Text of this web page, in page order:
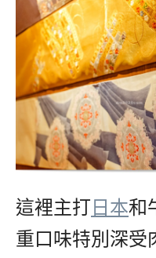
這裡主打 日本和
重口味特別深受